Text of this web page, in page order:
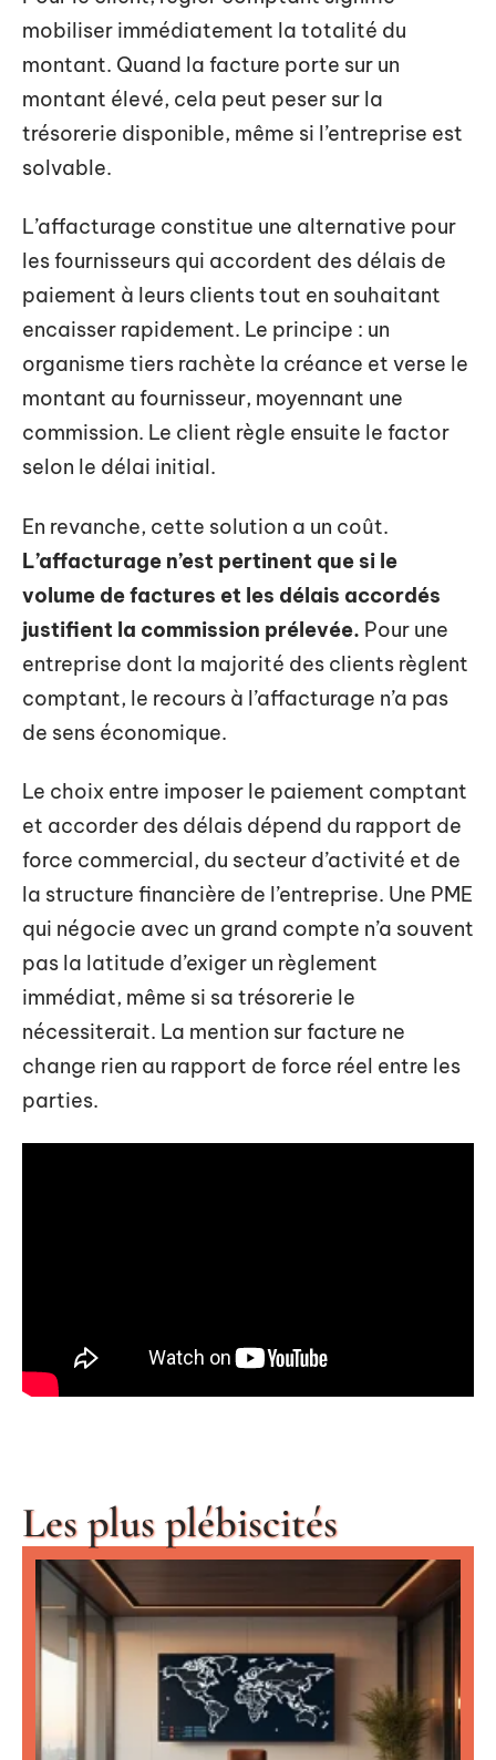
mobiliser immédiatement la totalité du
montant. Quand la facture porte sur un
montant élevé, cela peut peser sur la
trésorerie disponible, même si l’entreprise est
solvable.
L’affacturage constitue une alternative pour
les fournisseurs qui accordent des délais de
paiement à leurs clients tout en souhaitant
encaisser rapidement. Le principe : un
organisme tiers rachète la créance et verse le
montant au fournisseur, moyennant une
commission. Le client règle ensuite le factor
selon le délai initial.
En revanche, cette solution a un coût.
L’affacturage n’est pertinent que si le
volume de factures et les délais accordés
justifient la commission prélevée. Pour une
entreprise dont la majorité des clients règlent
comptant, le recours à l’affacturage n’a pas
de sens économique.
Le choix entre imposer le paiement comptant
et accorder des délais dépend du rapport de
force commercial, du secteur d’activité et de
la structure financière de l’entreprise. Une PME
qui négocie avec un grand compte n’a souvent
pas la latitude d’exiger un règlement
immédiat, même si sa trésorerie le
nécessiterait. La mention sur facture ne
change rien au rapport de force réel entre les
parties.
Les plus plébiscités